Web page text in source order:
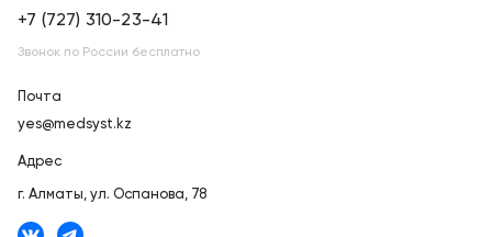
+7 (727) 310-23-41
Звонок по России бесплатно
Почта
yes@medsyst.kz
Адрес
г. Алматы, ул. Оспанова, 78